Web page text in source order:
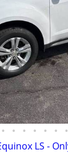
• • • • • • •